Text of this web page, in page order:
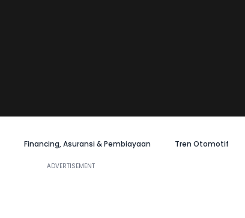
Financing, Asuransi & Pembiayaan Tren Otomotif